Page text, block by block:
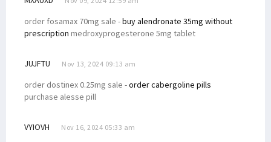
order fosamax 70mg sale -buy alendronate 35mg without
prescription medroxyprogesterone 5mg tablet
JUJFTU Nov 13, 2024 09:13 am
order dostinex 0.25mg sale -order cabergoline pills
purchase alesse pill
VYIOVH Nov 16, 2024 05:33 am